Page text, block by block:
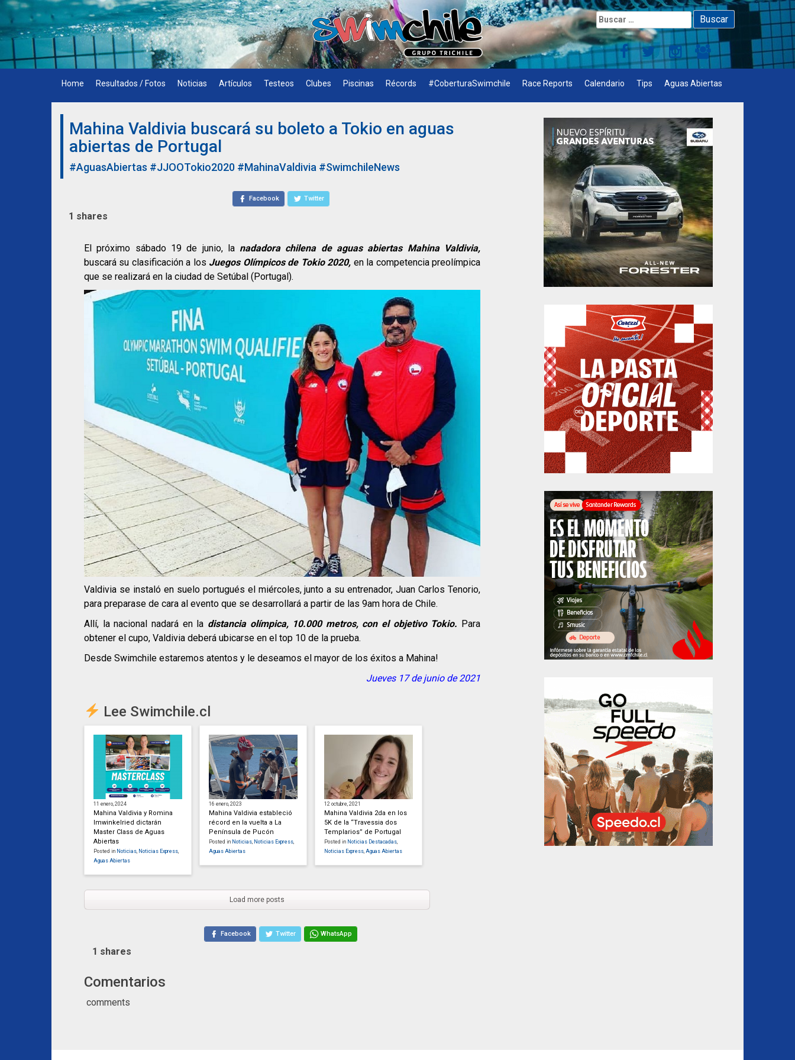
Skip
content
Buscar:
Home Resultados / Fotos Noticias Artículos Testeos Clubes Piscinas Récords #CoberturaSwimchile Race Reports Calendario Tips Aguas Abiertas
Mahina Valdivia buscará su boleto a Tokio en aguas
abiertas de Portugal
#AguasAbiertas #JJOOTokio2020 #MahinaValdivia #SwimchileNews
Facebook Twitter
1 shares
El próximo sábado 19 de junio, lanadadora chilena de aguas abiertas Mahina Valdivia,
buscará su clasificación a los Juegos Olímpicos de Tokio 2020, en la competencia preolímpica
que se realizará en la ciudad de Setúbal (Portugal).
Valdivia se instaló en suelo portugués el miércoles, junto a su entrenador, Juan Carlos Tenorio,
para preparase de cara al evento que se desarrollará a partir de las 9am hora de Chile.
Allí, la nacional nadará en la distancia olímpica, 10.000 metros, con el objetivo Tokio. Para
obtener el cupo, Valdivia deberá ubicarse en el top 10 de la prueba.
Desde Swimchile estaremos atentos y le deseamos el mayor de los éxitos a Mahina!
Jueves 17 de junio de 2021
Lee Swimchile.cl
11 enero, 2024
Mahina Valdivia y Romina
Imwinkelried dictarán
Master Class de Aguas
Abiertas
Posted in Noticias Noticias Express
Aguas Abiertas
16 enero, 2023
Mahina Valdivia estableció
récord en la vuelta a La
Península de Pucón
Posted in Noticias Noticias Express
Aguas Abiertas
12 octubre, 2021
Mahina Valdivia 2da en los
5K de la “Travessia dos
Templarios” de Portugal
Posted in Noticias Destacadas
Noticias Express Aguas Abiertas
Load more posts
Facebook Twitter WhatsApp
1 shares
Comentarios
comments